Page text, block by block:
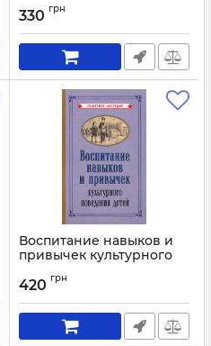
330 грн
Воспитание навыков и
привычек культурного
Артикул:
420 грн